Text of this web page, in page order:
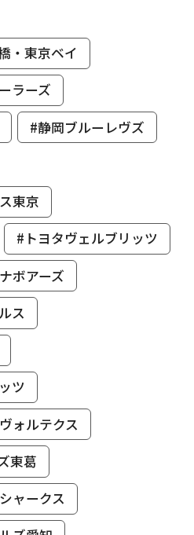
・東京ベイ
ラーズ
#静岡ブルーレヴズ
東京
#トヨタヴェルブリッツ
ボアーズ
ス
ツ
ォルテクス
東葛
ャークス